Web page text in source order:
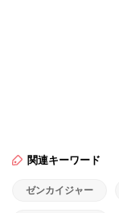
関連キーワード
ゼンカイジャー